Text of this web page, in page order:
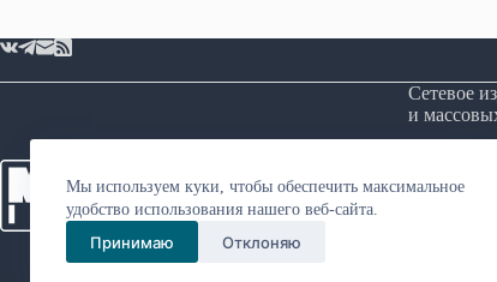
Мы используем куки, чтобы обеспечить максимальное
удобство использования нашего веб-сайта.
Принимаю Отклоняю
Сетевое
и
Главный